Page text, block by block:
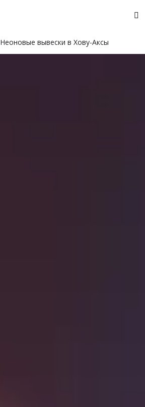
Неоновые вывески в Хову-Аксы